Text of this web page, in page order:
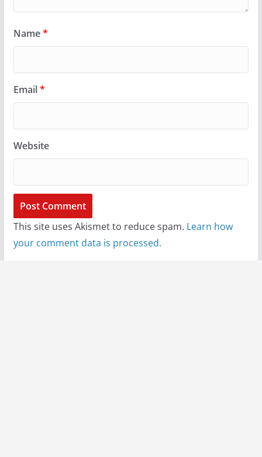
Name*
Email*
Website
This site uses Akismet to reduce spam. Learn how
your comment data is processed.